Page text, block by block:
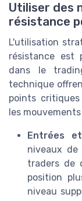
Utiliser des
résistance
L'utilisation
résistance est
dans le
technique
points
les
Entrées
niveaux
traders de
position
niveau